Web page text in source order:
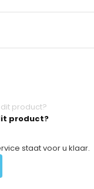
product?
staat voor u klaar.